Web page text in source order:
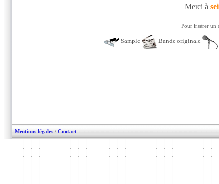
Merci à
Pour insérer un
Sample Bande originale
Mentions légales / Contact